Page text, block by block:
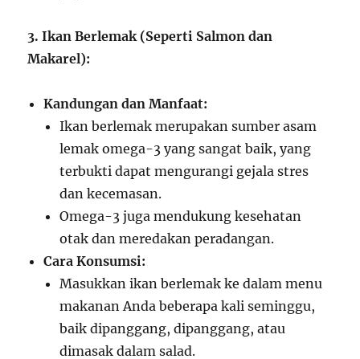
3. Ikan Berlemak (Seperti Salmon dan
Makarel):
Kandungan dan Manfaat:
Ikan berlemak merupakan sumber asam
lemak omega-3 yang sangat baik, yang
terbukti dapat mengurangi gejala stres
dan kecemasan.
Omega-3 juga mendukung kesehatan
otak dan meredakan peradangan.
Cara Konsumsi:
Masukkan ikan berlemak ke dalam menu
makanan Anda beberapa kali seminggu,
baik dipanggang, dipanggang, atau
dimasak dalam salad.